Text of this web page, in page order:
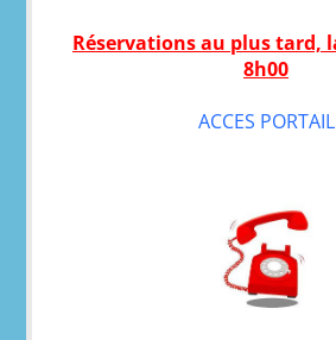
Réservations au plus tard,
8h00
ACCES PORTAIL